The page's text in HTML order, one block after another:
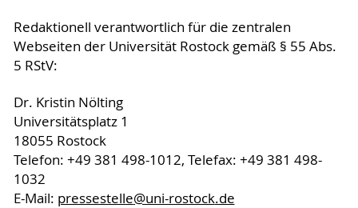
Redaktionell verantwortlich für die zentralen
Webseiten der Universität Rostock gemäß § 55 Abs.
5 RStV:
Dr. Kristin Nölting
Universitätsplatz 1
18055 Rostock
Telefon: +49 381 498-1012, Telefax: +49 381 498-
1032
E-Mail: pressestelle@uni-rostock.de